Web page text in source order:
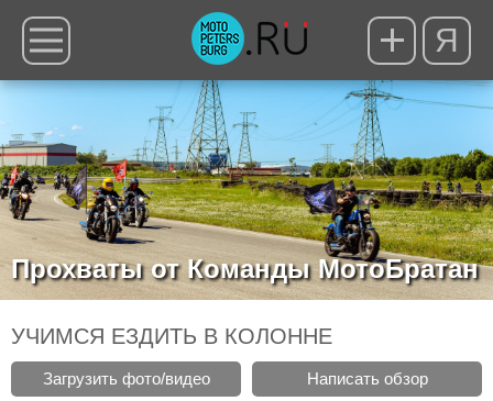
Я
Прохваты от Команды МотоБратан
УЧИМСЯ ЕЗДИТЬ В КОЛОННЕ
Загрузить фото/видео Написать обзор